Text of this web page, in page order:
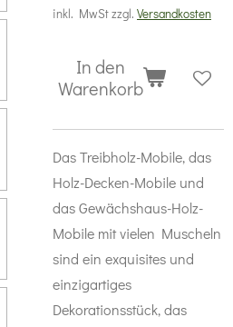
inkl. MwSt zzgl. Versandkosten
In den
Warenkorb
Das Treibholz-Mobile, das
Holz-Decken-Mobile und
das Gewächshaus-Holz-
Mobile mit vielen Muscheln
sind ein exquisites und
einzigartiges
Dekorationsstück, das